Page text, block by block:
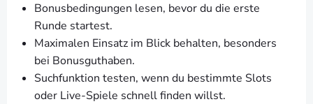
Bonusbedingungen lesen, bevor du die erste
Runde startest.
Maximalen Einsatz im Blick behalten, besonders
bei Bonusguthaben.
Suchfunktion testen, wenn du bestimmte Slots
oder Live-Spiele schnell finden willst.